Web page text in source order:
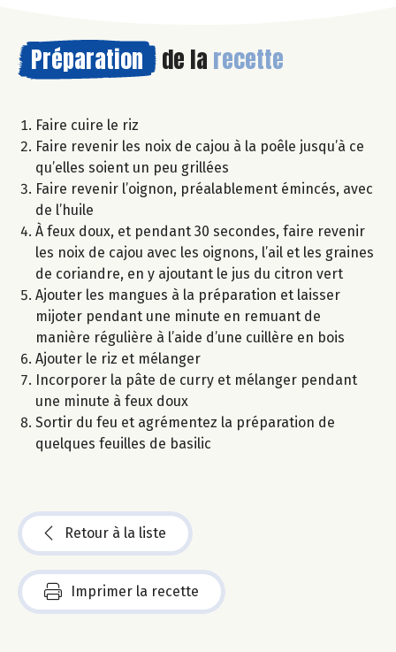
Préparation de la recette
Faire cuire le riz
Faire revenir les noix de cajou à la poêle jusqu’à ce
qu’elles soient un peu grillées
Faire revenir l’oignon, préalablement émincés, avec
de l’huile
À feux doux, et pendant 30 secondes, faire revenir
les noix de cajou avec les oignons, l’ail et les graines
de coriandre, en y ajoutant le jus du citron vert
Ajouter les mangues à la préparation et laisser
mijoter pendant une minute en remuant de
manière régulière à l’aide d’une cuillère en bois
Ajouter le riz et mélanger
Incorporer la pâte de curry et mélanger pendant
une minute à feux doux
Sortir du feu et agrémentez la préparation de
quelques feuilles de basilic
Retour à la liste
Imprimer la recette